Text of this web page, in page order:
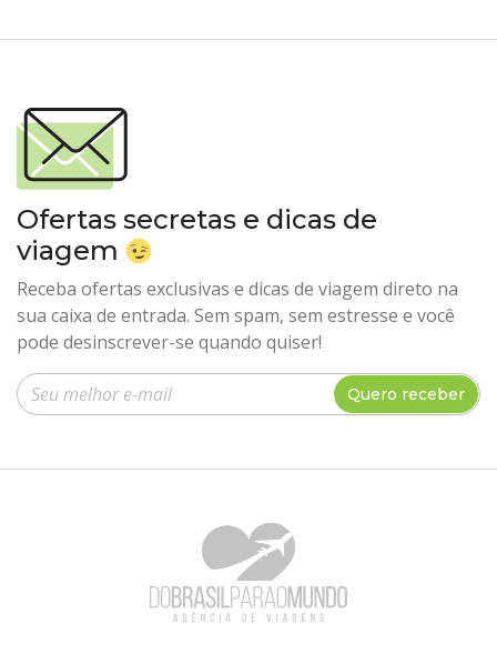
Ofertas secretas e dicas de
viagem
Receba ofertas exclusivas e dicas de viagem direto na
sua caixa de entrada. Sem spam, sem estresse e você
pode desinscrever-se quando quiser!
Insira seu e-mail
Quero receber